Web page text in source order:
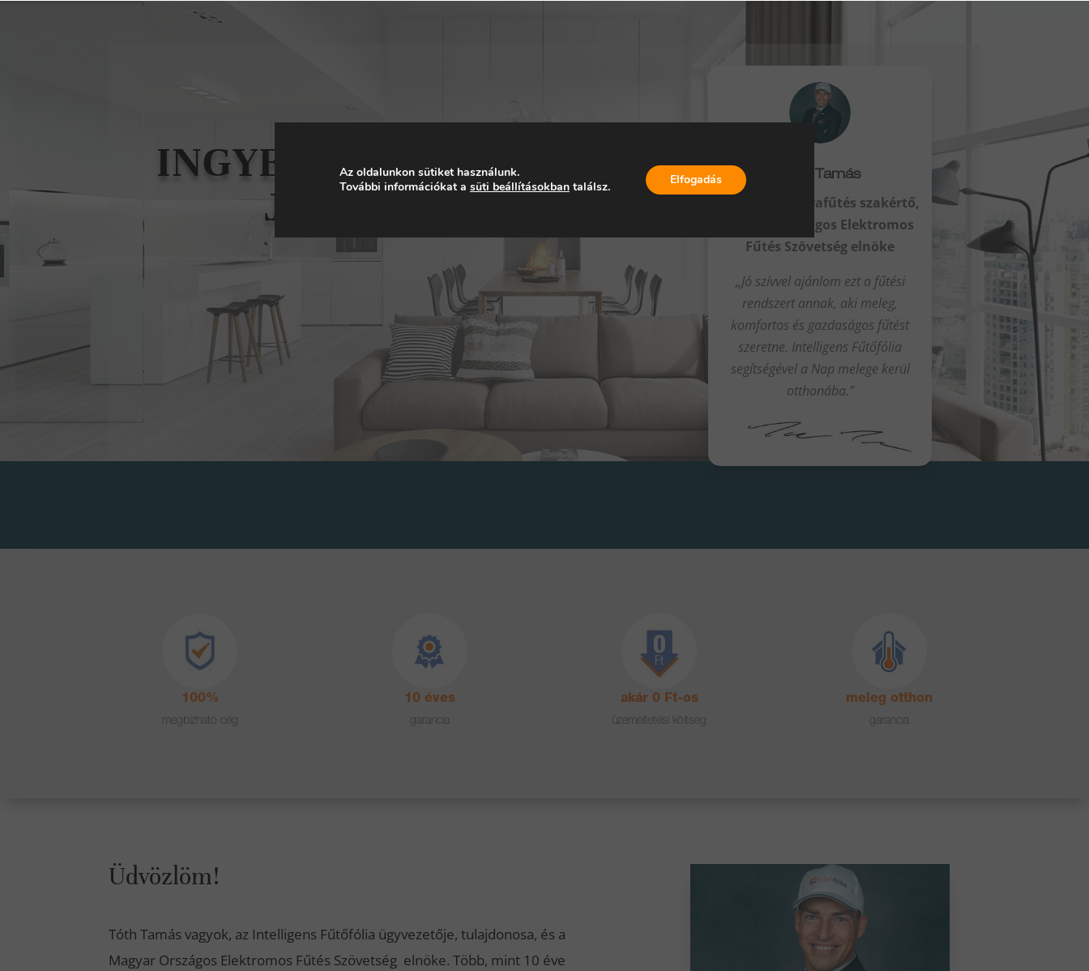
INGYENES MŰSZAKI
JAVASLAT
Tóth Tamás
cégvezető, infrafűtés szakértő,
Magyar Országos Elektromos
Fűtés Szövetség elnöke
„Jó szívvel ajánlom ezt a fűtési
rendszert annak, aki meleg,
komfortos és gazdaságos fűtést
szeretne. Intelligens Fűtőfólia
segítségével a Nap melege kerül
otthonába.”
100%
megbízható cég
10 éves
garancia
akár 0 Ft-os
üzemeltetési költség
meleg otthon
garancia
Üdvözlöm!
Tóth Tamás vagyok, az Intelligens Fűtőfólia ügyvezetője, tulajdonosa, és a
Magyar Országos Elektromos Fűtés Szövetség elnöke. Több, mint 10 éve
Az oldalunkon sütiket használunk.
További információkat a süti beállításokbantalálsz. Elfogadás